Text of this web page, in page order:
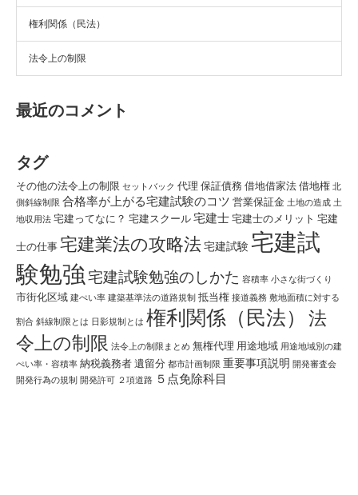
権利関係（民法）
法令上の制限
最近のコメント
タグ
その他の法令上の制限 セットバック 代理 保証債務 借地借家法 借地権 北
側斜線制限 合格率が上がる宅建試験のコツ 営業保証金 土地の造成 土
地収用法 宅建ってなに？ 宅建スクール 宅建士 宅建士のメリット 宅建
士の仕事 宅建業法の攻略法宅建試験 宅建試
験勉強宅建試験勉強のしかた 容積率 小さな街づくり
市街化区域 建ぺい率 建築基準法の道路規制 抵当権 接道義務 敷地面積に対する
割合 斜線制限とは 日影規制とは 権利関係（民法）
法
令上の制限 法令上の制限まとめ 無権代理 用途地域 用途地域別の建
ぺい率・容積率 納税義務者 遺留分 都市計画制限 重要事項説明 開発審査会
開発行為の規制 開発許可 ２項道路 ５点免除科目